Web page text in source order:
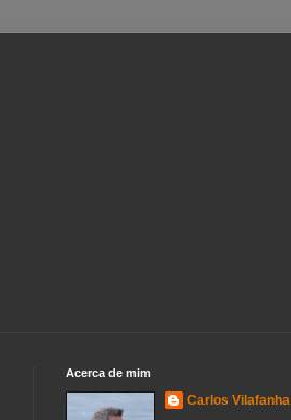
Acerca de mim
Carlos Vilafanha